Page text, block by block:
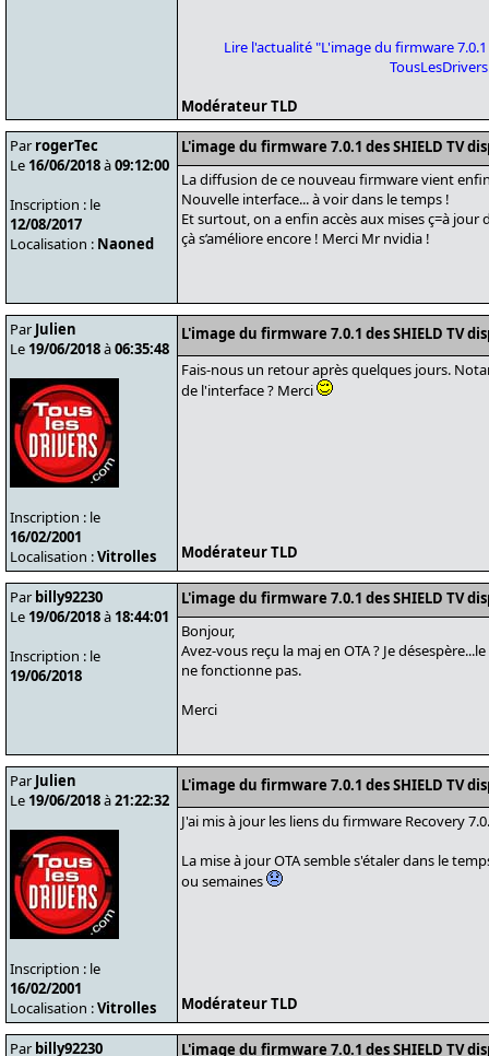
Lire l'actualité "L'image du firmware
Modérateur TLD
Par rogerTec
Le 16/06/2018à09:12:00
Inscription : le
12/08/2017
Localisation : Naoned
L'image du firmware 7.0.1 des SHIELD TV
La diffusion de ce nouveau firmware vient
Nouvelle interface... à voir dans le temps !
Et surtout, on a enfin accès aux mises ç=à
çà s’améliore encore ! Merci Mr nvidia !
Par Julien
Le 19/06/2018à06:35:48
Inscription : le
16/02/2001
Localisation :Vitrolles
L'image du firmware 7.0.1 des SHIELD TV
Fais-nous un retour après quelques jours.
de l'interface ? Merci
Modérateur TLD
Par billy92230
Le 19/06/2018à 18:44:01
Inscription : le
19/06/2018
L'image du firmware 7.0.1 des SHIELD TV
Bonjour,
Avez-vous reçu la maj en OTA ? Je
ne fonctionne pas.
Merci
Par Julien
Le 19/06/2018à21:22:32
Inscription : le
16/02/2001
Localisation :Vitrolles
L'image du firmware 7.0.1 des SHIELD TV
J'ai mis à jour les liens du firmware Recovery
La mise à jour OTA semble s'étaler dans le
ou semaines
Modérateur TLD
Par billy92230 L'image du firmware 7.0.1 des SHIELD TV